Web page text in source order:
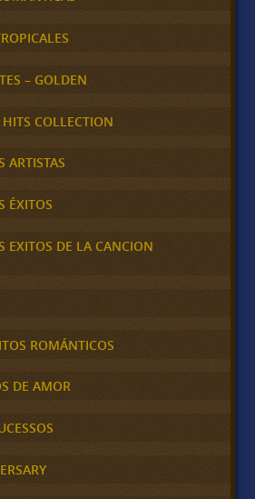
– GOLDEN
COLLECTION
ARTISTAS
ÉXITOS
EXITOS DE LA CANCION
ROMÁNTICOS
DE AMOR